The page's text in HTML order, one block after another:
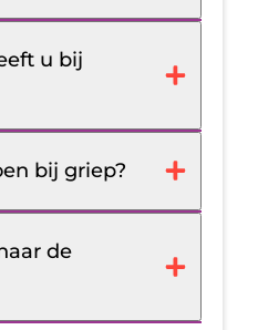
u bij
bij griep?
de